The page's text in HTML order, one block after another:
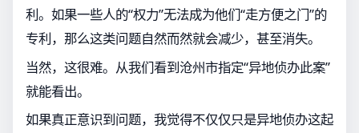
利。如果一些人的“权力”无法成为他们“走方便之门”的
专利，那么这类问题自然而然就会减少，甚至消失。
当然，这很难。从我们看到沧州市指定“异地侦办此案”
就能看出。
如果真正意识到问题，我觉得不仅仅只是异地侦办这起